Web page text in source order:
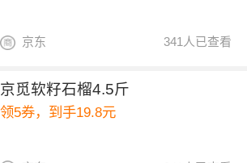
341人已查看
京东
京觅软籽石榴4.5斤
领5券，到手19.8元